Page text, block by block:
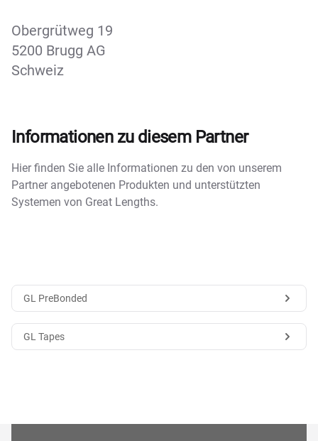
Obergrütweg 19
5200 Brugg AG
Schweiz
Informationen zu diesem Partner
Hier finden Sie alle Informationen zu den von unserem
Partner angebotenen Produkten und unterstützten
Systemen von Great Lengths.
GL PreBonded
GL Tapes